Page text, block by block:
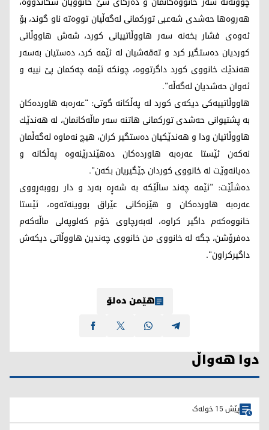
ھەروەھا حەشدی شەعبی توركمانی لەگەڵیان تووەتە ناو گوند، بۆ
ئەوەی فشار بخەنە سەر ھاووڵاتییانی كورد، شەش ھاووڵاتی
كوردیان دەستگیر كرد و تەقەشیان لە ئێمە كرد، دەستیان بەسەر
ھەندێك خانووی كورد داگرتووە، چونكە ئێمە چەكمان پێ نییە و
ئەوان حەشدیان لەگەڵە".
ھاووڵاتییەكی دیكەی كورد لە پەڵكانە گوتی: "عەرەبە ھاوردەكان
بە پشتیوانی حەشدی توركمانی ھاتنە سەر ماڵەكانمان، لە ھەندێك
ھاووڵاتیان ودا و ھەندێكیان دەستگیر كران، ھیچ نەماوە لەگەڵمان
نەكەن ئێستا عەرەبە ھاوردەكان دەھێندرێنەوە پەڵكانە و
دەیانەوێت لە خانووی كوردان جێگیریان بكەن".
دەشڵێت: "ئێمە چەند ساڵێكە بە شەڕە بەرد و دار رووبەڕووی
عەرەبە ھاوردەكان و ھێزەكانی عێراق بووینەتەوە، ئێستا
خانووەكەم داگیر كراوە، لەبەرچاوی خۆم كەلوپەلی ماڵەكەم
دەفرۆشن، جگە لە خانووی من خانووی چەندین ھاووڵاتی دیكەش
داگیركراون".
هێمن دەلۆ
دوا هەواڵ
پێش 15 خولەک